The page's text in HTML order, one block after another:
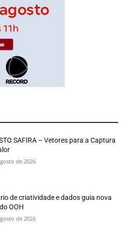
SAFIRA – Vetores para a Captura
de 2026
de criatividade e dados guia nova
OOH
de 2026